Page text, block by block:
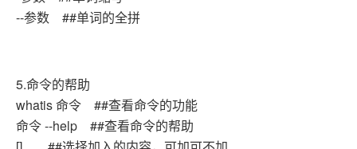
--参数 ##单词的全拼
5.命令的帮助
whatis 命令 ##查看命令的功能
命令 --help ##查看命令的帮助